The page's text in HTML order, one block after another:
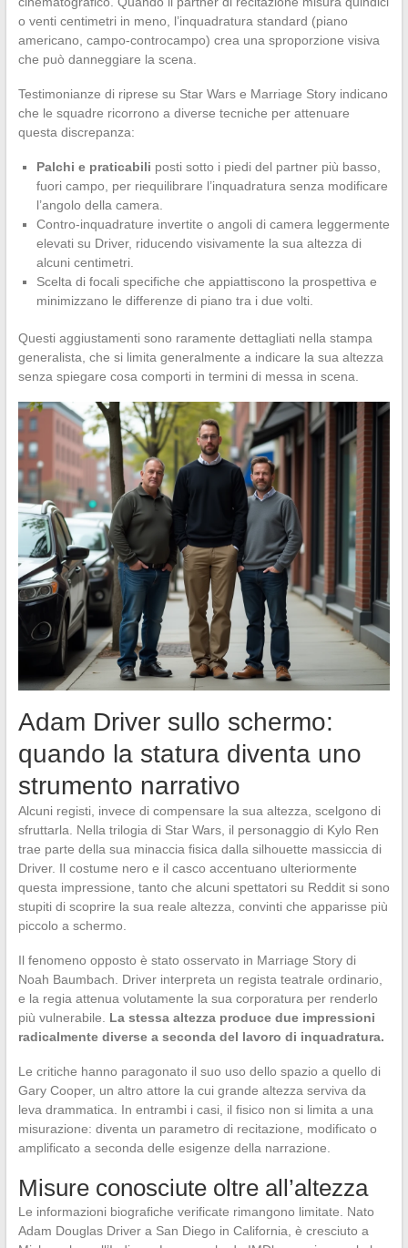
o venti centimetri in meno, l’inquadratura standard (piano
americano, campo-controcampo) crea una sproporzione visiva
che può danneggiare la scena.
Testimonianze di riprese su Star Wars e Marriage Story indicano
che le squadre ricorrono a diverse tecniche per attenuare
questa discrepanza:
Palchi e praticabili posti sotto i piedi del partner più basso,
fuori campo, per riequilibrare l’inquadratura senza modificare
l’angolo della camera.
Contro-inquadrature invertite o angoli di camera leggermente
elevati su Driver, riducendo visivamente la sua altezza di
alcuni centimetri.
Scelta di focali specifiche che appiattiscono la prospettiva e
minimizzano le differenze di piano tra i due volti.
Questi aggiustamenti sono raramente dettagliati nella stampa
generalista, che si limita generalmente a indicare la sua altezza
senza spiegare cosa comporti in termini di messa in scena.
Adam Driver sullo schermo:
quando la statura diventa uno
strumento narrativo
Alcuni registi, invece di compensare la sua altezza, scelgono di
sfruttarla. Nella trilogia di Star Wars, il personaggio di Kylo Ren
trae parte della sua minaccia fisica dalla silhouette massiccia di
Driver. Il costume nero e il casco accentuano ulteriormente
questa impressione, tanto che alcuni spettatori su Reddit si sono
stupiti di scoprire la sua reale altezza, convinti che apparisse più
piccolo a schermo.
Il fenomeno opposto è stato osservato in Marriage Story di
Noah Baumbach. Driver interpreta un regista teatrale ordinario,
e la regia attenua volutamente la sua corporatura per renderlo
più vulnerabile. La stessa altezza produce due impressioni
radicalmente diverse a seconda del lavoro di inquadratura.
Le critiche hanno paragonato il suo uso dello spazio a quello di
Gary Cooper, un altro attore la cui grande altezza serviva da
leva drammatica. In entrambi i casi, il fisico non si limita a una
misurazione: diventa un parametro di recitazione, modificato o
amplificato a seconda delle esigenze della narrazione.
Misure conosciute oltre all’altezza
Le informazioni biografiche verificate rimangono limitate. Nato
Adam Douglas Driver a San Diego in California, è cresciuto a